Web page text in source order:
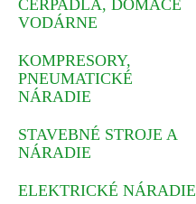
ČERPADLÁ, DOMÁCE
VODÁRNE
KOMPRESORY,
PNEUMATICKÉ
NÁRADIE
STAVEBNÉ STROJE A
NÁRADIE
ELEKTRICKÉ NÁRADIE